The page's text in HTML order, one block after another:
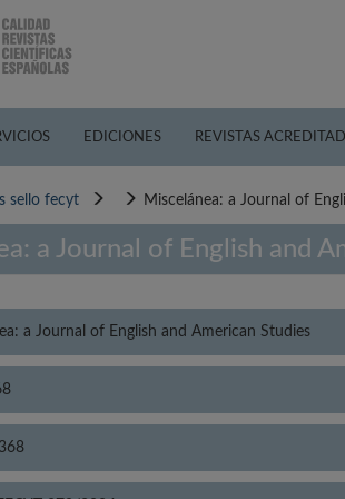
EDICIONES REVISTAS
sello fecyt Miscelánea: a Journal of
a Journal of English and
a Journal of English and American Studies